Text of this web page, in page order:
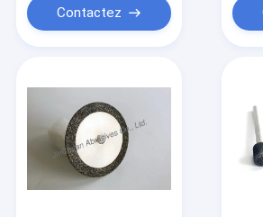
Vidéos
À propos de nous
Contactez